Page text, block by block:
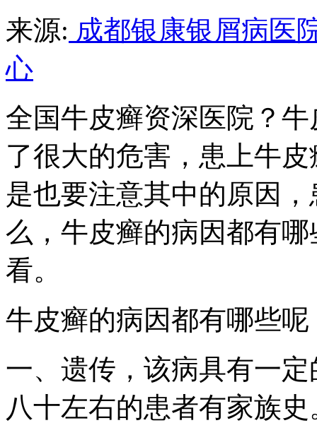
来源: 成都银康银屑病医
心
全国牛皮癣资深医院？
了很大的危害，患上牛
是也要注意其中的原因
么，牛皮癣的病因都有
看。
牛皮癣的病因都有哪些呢
一、遗传，该病具有一
八十左右的患者有家族